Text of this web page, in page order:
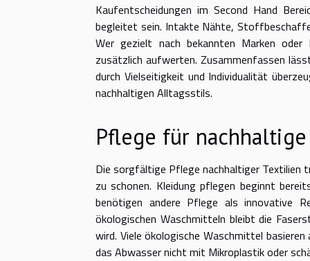
Kaufentscheidungen im Second Hand
begleitet sein. Intakte Nähte,
Wer gezielt nach bekannten Marken
zusätzlich aufwerten. Zusammenfassen
durch Vielseitigkeit und Individualität
nachhaltigen Alltagsstils.
Pflege für
Die sorgfältige Pflege nachhaltiger Textilien
zu schonen. Kleidung pflegen beginnt
benötigen andere Pflege als innovative
ökologischen Waschmitteln bleibt die
wird. Viele ökologische Waschmittel
das Abwasser nicht mit Mikroplastik oder